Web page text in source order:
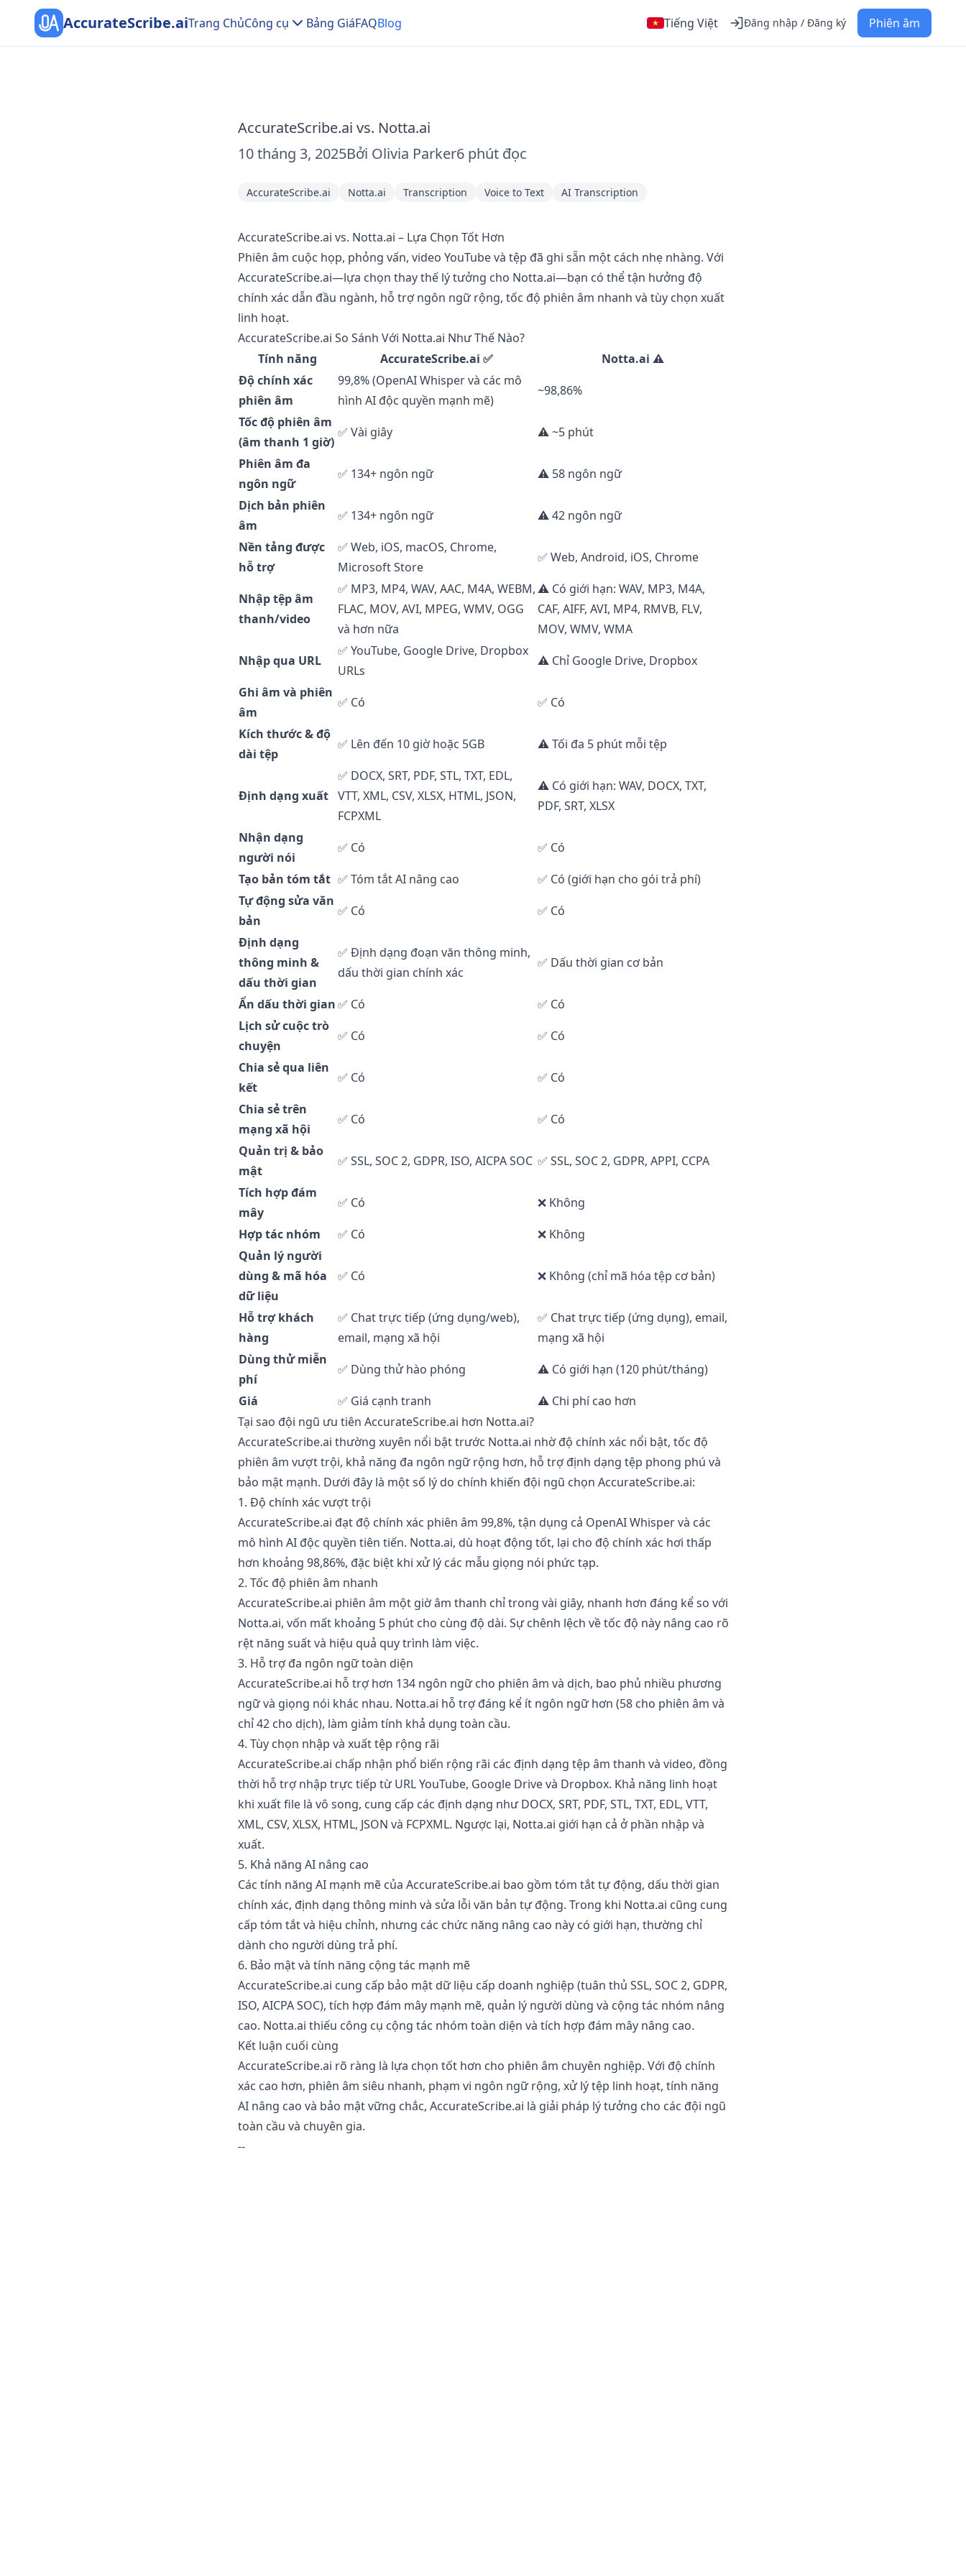
AccurateScribe.aiTrang ChủCông cụ Bảng GiáFAQBlog Tiếng Việt Đăng nhập / Đăng ký Phiên âm
AccurateScribe.ai vs. Notta.ai
10 tháng 3, 2025Bởi Olivia Parker6 phút đọc
AccurateScribe.ai Notta.ai Transcription Voice to Text AI Transcription
AccurateScribe.ai vs. Notta.ai – Lựa Chọn Tốt Hơn
Phiên âm cuộc họp, phỏng vấn, video YouTube và tệp đã ghi sẵn một cách nhẹ nhàng. Với
AccurateScribe.ai—lựa chọn thay thế lý tưởng cho Notta.ai—bạn có thể tận hưởng độ
chính xác dẫn đầu ngành, hỗ trợ ngôn ngữ rộng, tốc độ phiên âm nhanh và tùy chọn xuất
linh hoạt.
AccurateScribe.ai So Sánh Với Notta.ai Như Thế Nào?
Tính năng
AccurateScribe.ai ✅
Notta.ai ⚠️
Độ chính xác
phiên âm
99,8% (OpenAI Whisper và các mô
hình AI độc quyền mạnh mẽ)
~98,86%
Tốc độ phiên âm
(âm thanh 1 giờ)
✅ Vài giây
⚠️ ~5 phút
Phiên âm đa
ngôn ngữ
✅ 134+ ngôn ngữ
⚠️ 58 ngôn ngữ
Dịch bản phiên
âm
✅ 134+ ngôn ngữ
⚠️ 42 ngôn ngữ
Nền tảng được
hỗ trợ
✅ Web, iOS, macOS, Chrome,
Microsoft Store
✅ Web, Android, iOS, Chrome
Nhập tệp âm
thanh/video
✅ MP3, MP4, WAV, AAC, M4A, WEBM,
FLAC, MOV, AVI, MPEG, WMV, OGG
và hơn nữa
⚠️ Có giới hạn: WAV, MP3, M4A,
CAF, AIFF, AVI, MP4, RMVB, FLV,
MOV, WMV, WMA
Nhập qua URL
✅ YouTube, Google Drive, Dropbox
URLs
⚠️ Chỉ Google Drive, Dropbox
Ghi âm và phiên
âm
✅ Có
✅ Có
Kích thước & độ
dài tệp
✅ Lên đến 10 giờ hoặc 5GB ⚠️ Tối đa 5 phút mỗi tệp
Định dạng xuất
✅ DOCX, SRT, PDF, STL, TXT, EDL,
VTT, XML, CSV, XLSX, HTML, JSON,
FCPXML
⚠️ Có giới hạn: WAV, DOCX, TXT,
PDF, SRT, XLSX
Nhận dạng
người nói
✅ Có
✅ Có
Tạo bản tóm tắt ✅ Tóm tắt AI nâng cao
✅ Có (giới hạn cho gói trả phí)
Tự động sửa văn
bản
✅ Có
✅ Có
Định dạng
thông minh &
dấu thời gian
✅ Định dạng đoạn văn thông minh,
dấu thời gian chính xác
✅ Dấu thời gian cơ bản
Ẩn dấu thời gian✅ Có
✅ Có
Lịch sử cuộc trò
chuyện
✅ Có
✅ Có
Chia sẻ qua liên
kết
✅ Có
✅ Có
Chia sẻ trên
mạng xã hội
✅ Có
✅ Có
Quản trị & bảo
mật
✅ SSL, SOC 2, GDPR, ISO, AICPA SOC ✅ SSL, SOC 2, GDPR, APPI, CCPA
Tích hợp đám
mây
✅ Có
❌ Không
Hợp tác nhóm
✅ Có
❌ Không
Quản lý người
dùng & mã hóa
dữ liệu
✅ Có ❌ Không (chỉ mã hóa tệp cơ bản)
Hỗ trợ khách
hàng
✅ Chat trực tiếp (ứng dụng/web),
email, mạng xã hội
✅ Chat trực tiếp (ứng dụng), email,
mạng xã hội
Dùng thử miễn
phí
✅ Dùng thử hào phóng
⚠️ Có giới hạn (120 phút/tháng)
Giá
✅ Giá cạnh tranh
⚠️ Chi phí cao hơn
Tại sao đội ngũ ưu tiên AccurateScribe.ai hơn Notta.ai?
AccurateScribe.ai thường xuyên nổi bật trước Notta.ai nhờ độ chính xác nổi bật, tốc độ
phiên âm vượt trội, khả năng đa ngôn ngữ rộng hơn, hỗ trợ định dạng tệp phong phú và
bảo mật mạnh. Dưới đây là một số lý do chính khiến đội ngũ chọn AccurateScribe.ai:
1. Độ chính xác vượt trội
AccurateScribe.ai đạt độ chính xác phiên âm 99,8%, tận dụng cả OpenAI Whisper và các
mô hình AI độc quyền tiên tiến. Notta.ai, dù hoạt động tốt, lại cho độ chính xác hơi thấp
hơn khoảng 98,86%, đặc biệt khi xử lý các mẫu giọng nói phức tạp.
2. Tốc độ phiên âm nhanh
AccurateScribe.ai phiên âm một giờ âm thanh chỉ trong vài giây, nhanh hơn đáng kể so với
Notta.ai, vốn mất khoảng 5 phút cho cùng độ dài. Sự chênh lệch về tốc độ này nâng cao rõ
rệt năng suất và hiệu quả quy trình làm việc.
3. Hỗ trợ đa ngôn ngữ toàn diện
AccurateScribe.ai hỗ trợ hơn 134 ngôn ngữ cho phiên âm và dịch, bao phủ nhiều phương
ngữ và giọng nói khác nhau. Notta.ai hỗ trợ đáng kể ít ngôn ngữ hơn (58 cho phiên âm và
chỉ 42 cho dịch), làm giảm tính khả dụng toàn cầu.
4. Tùy chọn nhập và xuất tệp rộng rãi
AccurateScribe.ai chấp nhận phổ biến rộng rãi các định dạng tệp âm thanh và video, đồng
thời hỗ trợ nhập trực tiếp từ URL YouTube, Google Drive và Dropbox. Khả năng linh hoạt
khi xuất file là vô song, cung cấp các định dạng như DOCX, SRT, PDF, STL, TXT, EDL, VTT,
XML, CSV, XLSX, HTML, JSON và FCPXML. Ngược lại, Notta.ai giới hạn cả ở phần nhập và
xuất.
5. Khả năng AI nâng cao
Các tính năng AI mạnh mẽ của AccurateScribe.ai bao gồm tóm tắt tự động, dấu thời gian
chính xác, định dạng thông minh và sửa lỗi văn bản tự động. Trong khi Notta.ai cũng cung
cấp tóm tắt và hiệu chỉnh, nhưng các chức năng nâng cao này có giới hạn, thường chỉ
dành cho người dùng trả phí.
6. Bảo mật và tính năng cộng tác mạnh mẽ
AccurateScribe.ai cung cấp bảo mật dữ liệu cấp doanh nghiệp (tuân thủ SSL, SOC 2, GDPR,
ISO, AICPA SOC), tích hợp đám mây mạnh mẽ, quản lý người dùng và cộng tác nhóm nâng
cao. Notta.ai thiếu công cụ cộng tác nhóm toàn diện và tích hợp đám mây nâng cao.
Kết luận cuối cùng
AccurateScribe.ai rõ ràng là lựa chọn tốt hơn cho phiên âm chuyên nghiệp. Với độ chính
xác cao hơn, phiên âm siêu nhanh, phạm vi ngôn ngữ rộng, xử lý tệp linh hoạt, tính năng
AI nâng cao và bảo mật vững chắc, AccurateScribe.ai là giải pháp lý tưởng cho các đội ngũ
toàn cầu và chuyên gia.
--